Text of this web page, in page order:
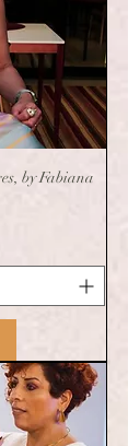
by Fabiana